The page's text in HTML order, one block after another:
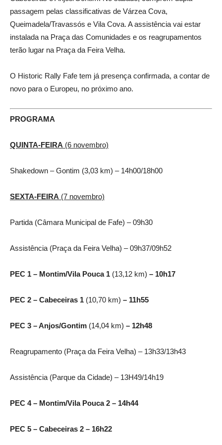
passagem pelas classificativas de Várzea Cova,
Queimadela/Travassós e Vila Cova. A assistência vai estar
instalada na Praça das Comunidades e os reagrupamentos
terão lugar na Praça da Feira Velha.
O Historic Rally Fafe tem já presença confirmada, a contar de
novo para o Europeu, no próximo ano.
PROGRAMA
QUINTA-FEIRA (6 novembro)
Shakedown – Gontim (3,03 km) – 14h00/18h00
SEXTA-FEIRA (7 novembro)
Partida (Câmara Municipal de Fafe) – 09h30
Assistência (Praça da Feira Velha) – 09h37/09h52
PEC 1 – Montim/Vila Pouca 1 (13,12 km) – 10h17
PEC 2 – Cabeceiras 1 (10,70 km) – 11h55
PEC 3 – Anjos/Gontim (14,04 km) – 12h48
Reagrupamento (Praça da Feira Velha) – 13h33/13h43
Assistência (Parque da Cidade) – 13H49/14h19
PEC 4 – Montim/Vila Pouca 2 – 14h44
PEC 5 – Cabeceiras 2 – 16h22